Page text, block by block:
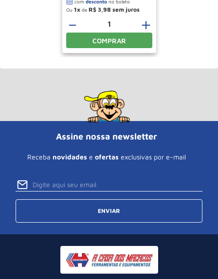
Ou 1 de R$ 3, 98
＋
－
COMPRAR
Assine nossa newsletter
Receba novidades e ofertas exclusivas por e-mail
ENVIAR